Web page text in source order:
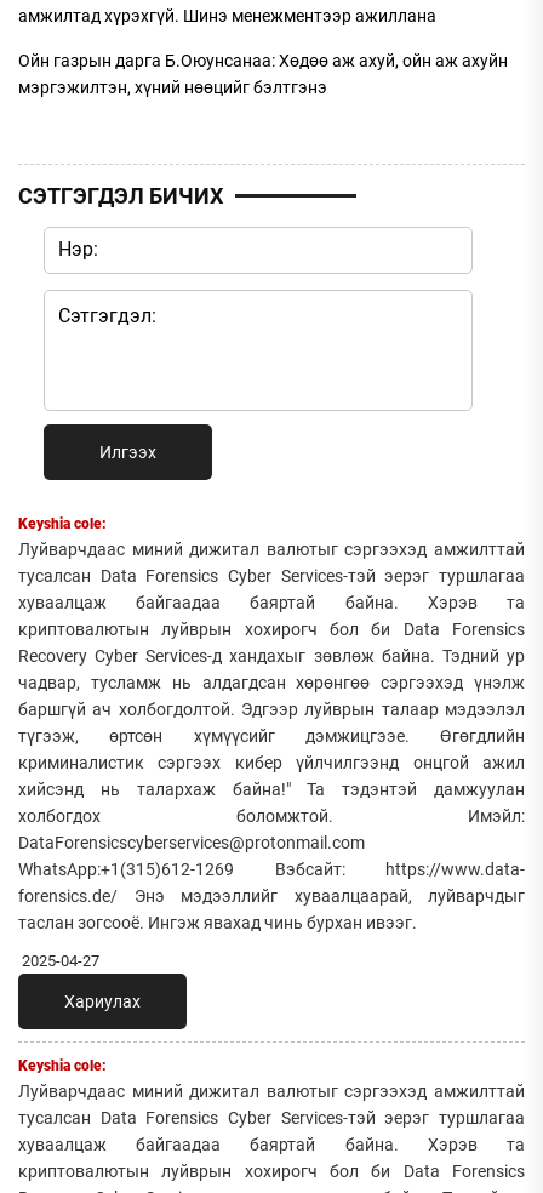
амжилтад хүрэхгүй. Шинэ менежментээр ажиллана
Ойн газрын дарга Б.Оюунсанаа: Хөдөө аж ахуй, ойн аж ахуйн
мэргэжилтэн, хүний нөөцийг бэлтгэнэ
СЭТГЭГДЭЛ БИЧИХ
Илгээх
Keyshia cole:
Луйварчдаас миний дижитал валютыг сэргээхэд амжилттай
тусалсан Data Forensics Cyber Services-тэй эерэг туршлагаа
хуваалцаж байгаадаа баяртай байна. Хэрэв та
криптовалютын луйврын хохирогч бол би Data Forensics
Recovery Cyber Services-д хандахыг зөвлөж байна. Тэдний ур
чадвар, тусламж нь алдагдсан хөрөнгөө сэргээхэд үнэлж
баршгүй ач холбогдолтой. Эдгээр луйврын талаар мэдээлэл
түгээж, өртсөн хүмүүсийг дэмжицгээе. Өгөгдлийн
криминалистик сэргээх кибер үйлчилгээнд онцгой ажил
хийсэнд нь талархаж байна!" Та тэдэнтэй дамжуулан
холбогдох боломжтой. Имэйл:
DataForensicscyberservices@protonmail.com
WhatsApp:+1(315)612-1269 Вэбсайт: https://www.data-
forensics.de/ Энэ мэдээллийг хуваалцаарай, луйварчдыг
таслан зогсооё. Ингэж явахад чинь бурхан ивээг.
2025-04-27
Хариулах
Keyshia cole:
Луйварчдаас миний дижитал валютыг сэргээхэд амжилттай
тусалсан Data Forensics Cyber Services-тэй эерэг туршлагаа
хуваалцаж байгаадаа баяртай байна. Хэрэв та
криптовалютын луйврын хохирогч бол би Data Forensics